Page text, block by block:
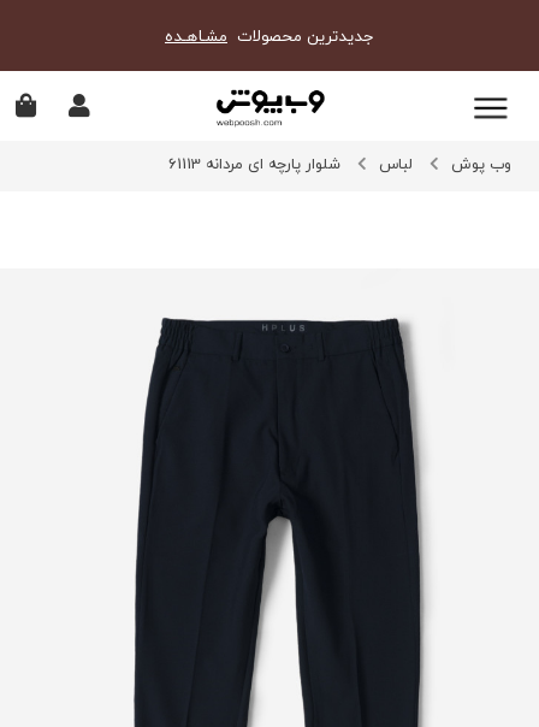
جدیدترین محصولات مشـاهـده
وب پوش لباس شلوار پارچه ای مردانه 61113